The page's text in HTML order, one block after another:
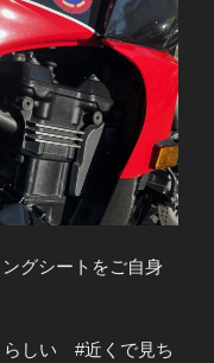
グシートをご自身
しい #近くで見ち